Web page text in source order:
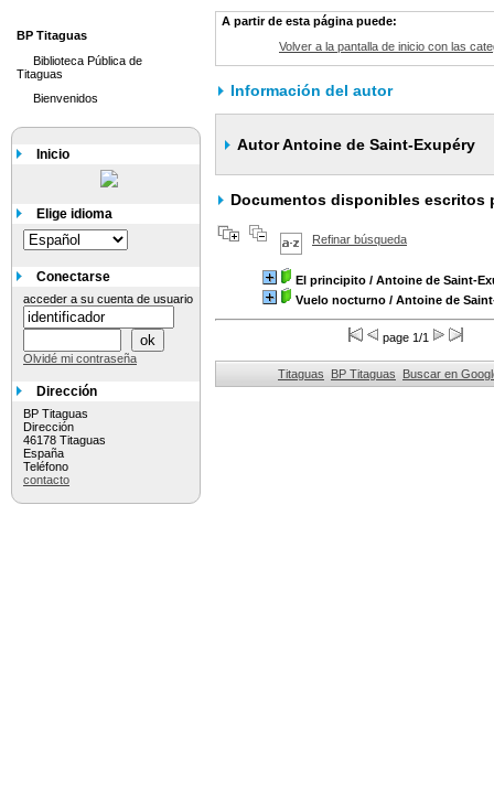
A partir de esta página puede:
Volver a la pantalla de inicio con las
Información del autor
Autor Antoine de Saint-Exupéry
Documentos disponibles escritos
Refinar búsqueda
El principito / Antoine de Saint-
Vuelo nocturno / Antoine de
page 1/1
Titaguas BP Titaguas Buscar en
BP Titaguas
Biblioteca Pública de
Titaguas
Bienvenidos
Inicio
Elige idioma
Conectarse
acceder a su cuenta de usuario
Olvidé mi contraseña
Dirección
BP Titaguas
Dirección
46178 Titaguas
España
Teléfono
contacto